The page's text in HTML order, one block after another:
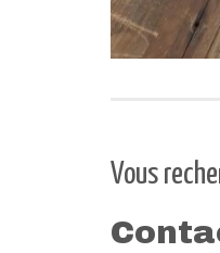
Vous